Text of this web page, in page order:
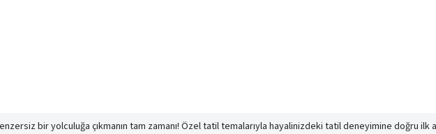
bir yolculuğa çıkmanın tam zamanı! Özel tatil temalarıyla hayalinizdeki tatil deneyimine doğru ilk